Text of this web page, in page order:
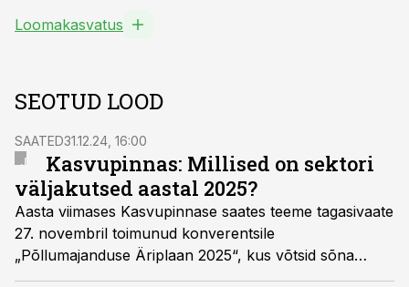
Loomakasvatus
SEOTUD LOOD
SAATED31.12.24, 16:00
Kasvupinnas: Millised on sektori
väljakutsed aastal 2025?
Aasta viimases Kasvupinnase saates teeme tagasivaate
27. novembril toimunud konverentsile
„Põllumajanduse Äriplaan 2025“, kus võtsid sõna
sektori arvamusliidrid, kes rääkisid oma nägemusest